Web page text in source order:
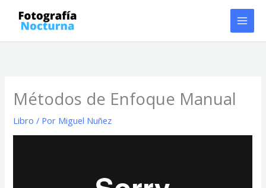
contenido
Métodos de Enfoque Manual
Libro / Por Miguel Nuñez